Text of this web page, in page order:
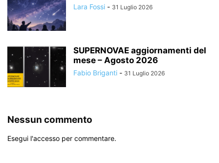
Lara Fossi - 31 Luglio 2026
SUPERNOVAE aggiornamenti del
mese – Agosto 2026
Fabio Briganti - 31 Luglio 2026
Nessun commento
Esegui l'accesso per commentare.